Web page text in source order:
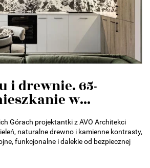
i drewnie. 65-
w...
Górach projektantki z AVO Architekci
naturalne drewno i kamienne kontrasty,
funkcjonalne i dalekie od bezpiecznej